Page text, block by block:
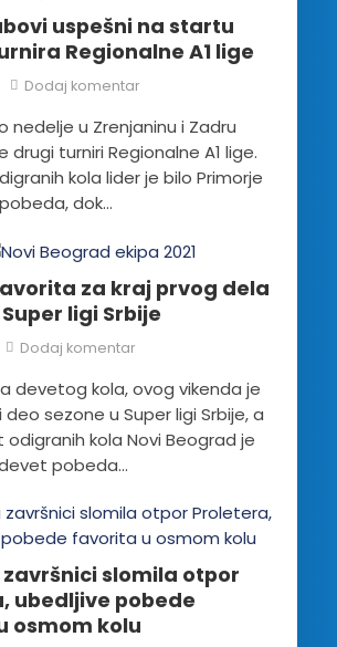
uspešni na startu
Regionalne A1 lige
Dodaj komentar
nedelje u Zrenjaninu i Zadru
drugi turniri Regionalne A1 lige.
kola lider je bilo Primorje
dok...
za kraj prvog dela
ligi Srbije
Dodaj komentar
devetog kola, ovog vikenda je
deo sezone u Super ligi Srbije, a
kola Novi Beograd je
pobeda...
završnici slomila otpor
ubedljive pobede
osmom kolu